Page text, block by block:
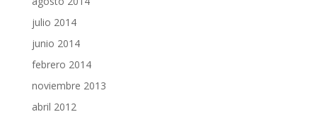
julio 2014
junio 2014
febrero 2014
noviembre 2013
abril 2012